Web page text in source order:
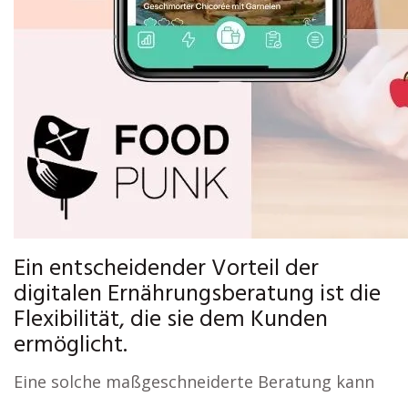
Ein entscheidender Vorteil der
digitalen Ernährungsberatung ist die
Flexibilität, die sie dem Kunden
ermöglicht.
Eine solche maßgeschneiderte Beratung kann